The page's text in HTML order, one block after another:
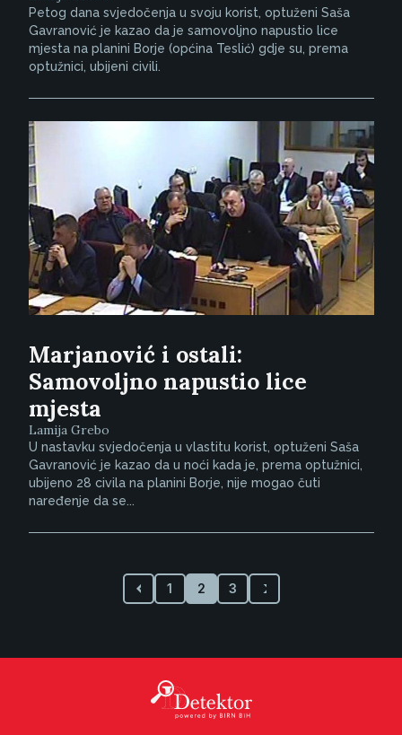
Petog dana svjedočenja u svoju korist, optuženi Saša
Gavranović je kazao da je samovoljno napustio lice
mjesta na planini Borje (općina Teslić) gdje su, prema
optužnici, ubijeni civili.
Marjanović i ostali:
Samovoljno napustio lice
mjesta
Lamija Grebo
U nastavku svjedočenja u vlastitu korist, optuženi Saša
Gavranović je kazao da u noći kada je, prema optužnici,
ubijeno 28 civila na planini Borje, nije mogao čuti
naređenje da se...
1 2 3